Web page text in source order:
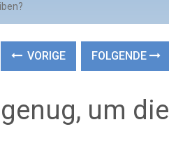
VORIGE FOLGENDE
um die